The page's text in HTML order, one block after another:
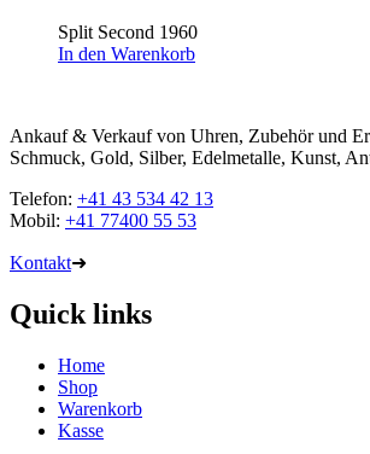
Split Second 1960
In den Warenkorb
Ankauf & Verkauf von Uhren, Zubehör und
Schmuck, Gold, Silber, Edelmetalle, Kunst,
Telefon: +41 43 534 42 13
Mobil: +41 77400 55 53
Kontakt➜
Quick links
Home
Shop
Warenkorb
Kasse